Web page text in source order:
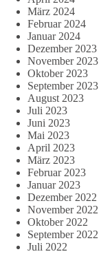
März 2024
Februar 2024
Januar 2024
Dezember 2023
November 2023
Oktober 2023
September 2023
August 2023
Juli 2023
Juni 2023
Mai 2023
April 2023
März 2023
Februar 2023
Januar 2023
Dezember 2022
November 2022
Oktober 2022
September 2022
Juli 2022